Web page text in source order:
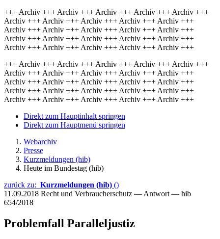
+++ Archiv +++ Archiv +++ Archiv +++ Archiv +++ Archiv +++
Archiv +++ Archiv +++ Archiv +++ Archiv +++ Archiv +++
Archiv +++ Archiv +++ Archiv +++ Archiv +++ Archiv +++
Archiv +++ Archiv +++ Archiv +++ Archiv +++ Archiv +++
Archiv +++ Archiv +++ Archiv +++ Archiv +++ Archiv +++
+++ Archiv +++ Archiv +++ Archiv +++ Archiv +++ Archiv +++
Archiv +++ Archiv +++ Archiv +++ Archiv +++ Archiv +++
Archiv +++ Archiv +++ Archiv +++ Archiv +++ Archiv +++
Archiv +++ Archiv +++ Archiv +++ Archiv +++ Archiv +++
Archiv +++ Archiv +++ Archiv +++ Archiv +++ Archiv +++
Direkt zum Hauptinhalt springen
Direkt zum Hauptmenü springen
Webarchiv
Presse
Kurzmeldungen (hib)
Heute im Bundestag (hib)
zurück zu: Kurzmeldungen (hib) ()
11.09.2018 Recht und Verbraucherschutz — Antwort — hib
654/2018
Problemfall Paralleljustiz